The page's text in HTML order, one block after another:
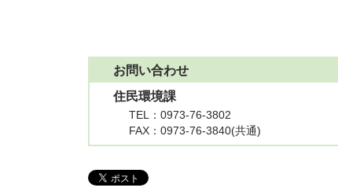
お問い合わせ
住民環境課
TEL ：0973-76-3802
FAX ：0973-76-3840(共通)